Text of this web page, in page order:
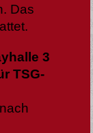
Das
3
TSG-